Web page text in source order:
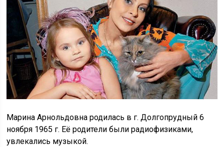
Марина Арнольдовна родилась в г. Долгопрудный 6
ноября 1965 г. Её родители были радиофизиками,
увлекались музыкой.